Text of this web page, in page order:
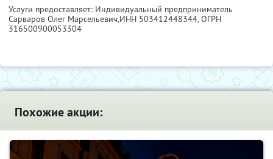
Услуги предоставляет: Индивидуальный предприниматель
Сарваров Олег Марсельевич,ИНН 503412448344, ОГРН
316500900053304
Похожие акции: